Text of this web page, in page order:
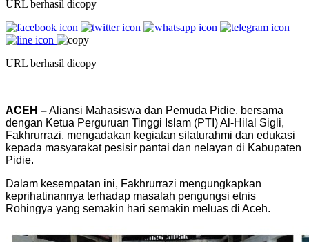
URL berhasil dicopy
URL berhasil dicopy
ACEH –Aliansi Mahasiswa dan Pemuda Pidie, bersama
dengan Ketua Perguruan Tinggi Islam (PTI) Al-Hilal Sigli,
Fakhrurrazi, mengadakan kegiatan silaturahmi dan edukasi
kepada masyarakat pesisir pantai dan nelayan di Kabupaten
Pidie.
Dalam kesempatan ini, Fakhrurrazi mengungkapkan
keprihatinannya terhadap masalah pengungsi etnis
Rohingya yang semakin hari semakin meluas di Aceh.